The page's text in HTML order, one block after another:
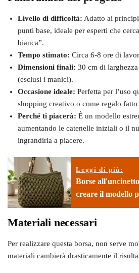
Livello di difficoltà: Adatto ai
punti base, ideale per esperti che
bianca”.
Tempo stimato: Circa 6-8 ore di
Dimensioni finali: 30 cm di
(esclusi i manici).
Occasione ideale: Perfetta per l’uso
shopping creativo o come regalo fatto
Perché ti piacerà: È un modello
aumentando le catenelle iniziali o il
ingrandirla a piacere.
Leggi di più:
Borse
creare il modello
Materiali necessari
Per realizzare questa borsa, non serve
materiali cambierà drasticamente il